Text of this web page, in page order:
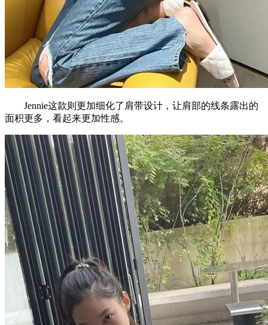
Jennie这款则更加细化了肩带设计，让肩部的线条露出的
面积更多，看起来更加性感。